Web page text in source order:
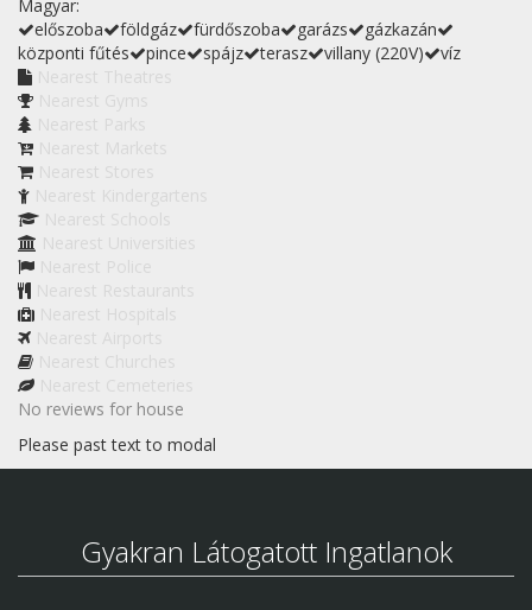
Magyar:
előszoba
földgáz fürdőszoba garázs
gázkazán
központi fűtés
pince spájz terasz villany (220V)
víz
No reviews for house
Please past text to modal
Gyakran Látogatott Ingatlanok